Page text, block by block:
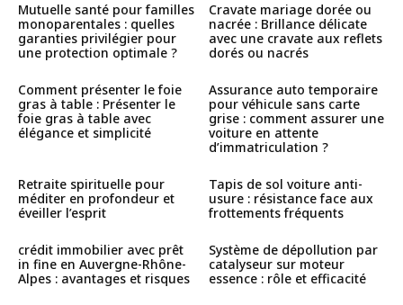
Mutuelle santé pour familles
monoparentales : quelles
garanties privilégier pour
une protection optimale ?
Cravate mariage dorée ou
nacrée : Brillance délicate
avec une cravate aux reflets
dorés ou nacrés
Comment présenter le foie
gras à table : Présenter le
foie gras à table avec
élégance et simplicité
Assurance auto temporaire
pour véhicule sans carte
grise : comment assurer une
voiture en attente
d’immatriculation ?
Retraite spirituelle pour
méditer en profondeur et
éveiller l’esprit
Tapis de sol voiture anti-
usure : résistance face aux
frottements fréquents
crédit immobilier avec prêt
in fine en Auvergne-Rhône-
Alpes : avantages et risques
Système de dépollution par
catalyseur sur moteur
essence : rôle et efficacité